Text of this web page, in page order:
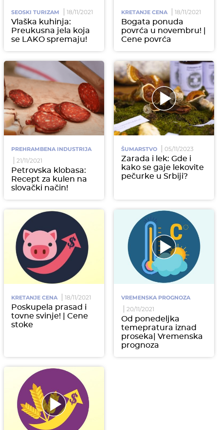
SEOSKI TURIZAM 18/11/2021
Vlaška kuhinja:
Preukusna jela koja
se LAKO spremaju!
KRETANJE CENA 18/11/2021
Bogata ponuda
povrća u novembru! |
Cene povrća
PREHRAMBENA INDUSTRIJA
21/11/2021
Petrovska klobasa:
Recept za kulen na
slovački način!
ŠUMARSTVO 05/11/2023
Zarada i lek: Gde i
kako se gaje lekovite
pečurke u Srbiji?
KRETANJE CENA 18/11/2021
Poskupela prasad i
tovne svinje! | Cene
stoke
VREMENSKA PROGNOZA
20/11/2021
Od ponedeljka
temepratura iznad
proseka| Vremenska
prognoza